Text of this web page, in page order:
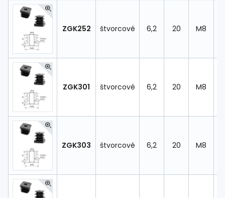
ZGK252 štvorcové 6,2 20 M8
ZGK301 štvorcové 6,2 20 M8
ZGK303 štvorcové 6,2 20 M8